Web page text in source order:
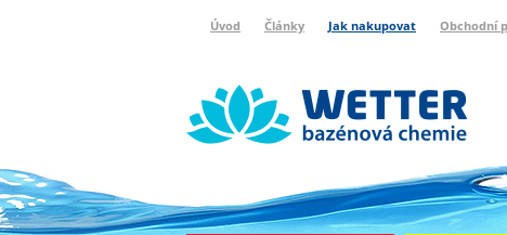
Úvod Články Jak nakupovat Obchodní